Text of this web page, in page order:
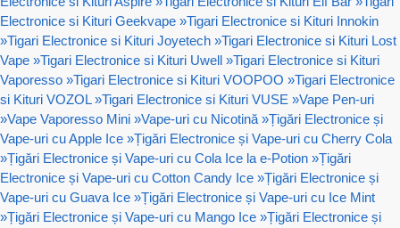
Electronice si Kituri Geekvape »Tigari Electronice si Kituri Innokin
»Tigari Electronice si Kituri Joyetech »Tigari Electronice si Kituri Lost
Vape »Tigari Electronice si Kituri Uwell »Tigari Electronice si Kituri
Vaporesso »Tigari Electronice si Kituri VOOPOO »Tigari Electronice
si Kituri VOZOL »Tigari Electronice si Kituri VUSE »Vape Pen-uri
»Vape Vaporesso Mini »Vape-uri cu Nicotină »Țigări Electronice și
Vape-uri cu Apple Ice »Țigări Electronice și Vape-uri cu Cherry Cola
»Țigări Electronice și Vape-uri cu Cola Ice la e-Potion »Țigări
Electronice și Vape-uri cu Cotton Candy Ice »Țigări Electronice și
Vape-uri cu Guava Ice »Țigări Electronice și Vape-uri cu Ice Mint
»Țigări Electronice și Vape-uri cu Mango Ice »Țigări Electronice și